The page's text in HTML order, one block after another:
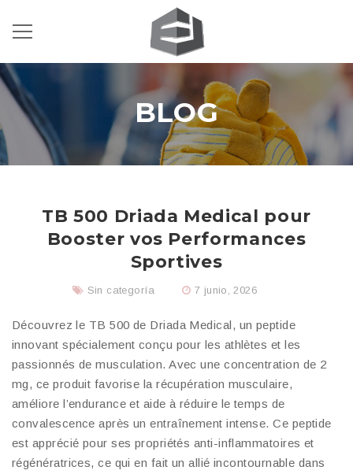
BLOG
TB 500 Driada Medical pour
Booster vos Performances
Sportives
Sin categoría 7 junio, 2026
Découvrez le TB 500 de Driada Medical, un peptide
innovant spécialement conçu pour les athlètes et les
passionnés de musculation. Avec une concentration de 2
mg, ce produit favorise la récupération musculaire,
améliore l’endurance et aide à réduire le temps de
convalescence après un entraînement intense. Ce peptide
est apprécié pour ses propriétés anti-inflammatoires et
régénératrices, ce qui en fait un allié incontournable dans